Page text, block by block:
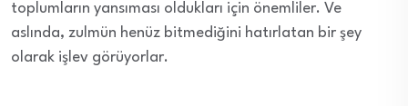
toplumların yansıması oldukları için önemliler. Ve
aslında, zulmün henüz bitmediğini hatırlatan bir şey
olarak işlev görüyorlar.